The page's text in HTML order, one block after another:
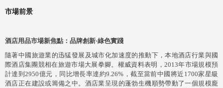
市場前景
酒店用品市場新焦點：品牌創新·綠色實踐
隨著中國旅遊業的迅猛發展及城市化加速度的推動下，本地酒店行業與國
際酒店集團競相在旅遊市場大展拳腳。權威資料表明，2013年市場規模預
計達到2950億元，同比增長率達約9.26%，截至當前中國將近1700家星級
酒店正在建設或籌備之中。酒店業呈現的蓬勃生機順勢帶動了一個規模龐